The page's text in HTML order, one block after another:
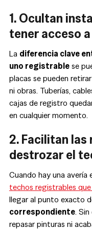
1. Ocultan
tener acceso
La diferencia clave
uno registrablese
placas se pueden
ni obras. Tuberías,
cajas de registro
en cualquier momento.
2. Facilitan las
destrozar el
Cuando hay una avería
techos registrables
llegar al punto exacto
correspondiente.
repasar pinturas ni